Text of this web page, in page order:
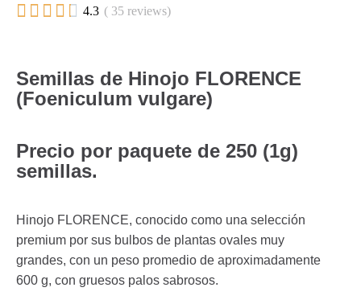
     4.3 ( 35 reviews)
Semillas de Hinojo FLORENCE
(Foeniculum vulgare)
Precio por paquete de 250 (1g)
semillas.
Hinojo FLORENCE, conocido como una selección
premium por sus bulbos de plantas ovales muy
grandes, con un peso promedio de aproximadamente
600 g, con gruesos palos sabrosos.